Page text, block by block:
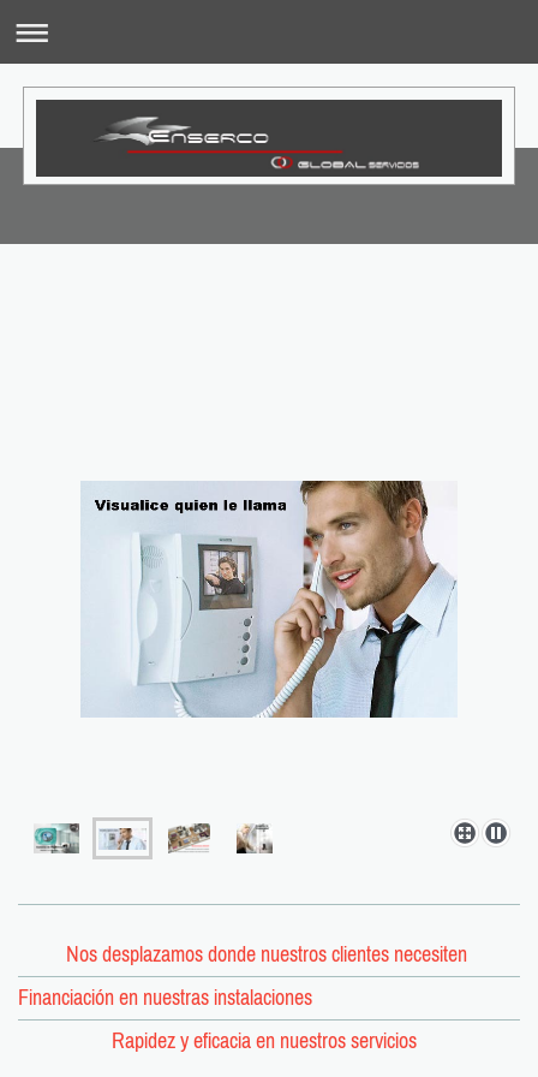
Nos desplazamos donde nuestros clientes necesiten
Financiación en nuestras instalaciones
Rapidez y eficacia en nuestros servicios